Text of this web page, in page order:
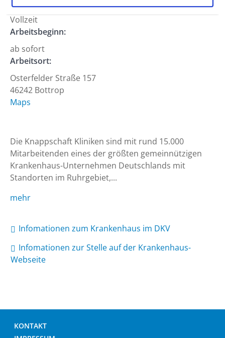
Vollzeit
Arbeitsbeginn:
ab sofort
Arbeitsort:
Osterfelder Straße 157
46242 Bottrop
Maps
Die Knappschaft Kliniken sind mit rund 15.000
Mitarbeitenden eines der größten gemeinnützigen
Krankenhaus-Unternehmen Deutschlands mit
Standorten im Ruhrgebiet,...
mehr
Infomationen zum Krankenhaus im DKV
Infomationen zur Stelle auf der Krankenhaus-
Webseite
KONTAKT